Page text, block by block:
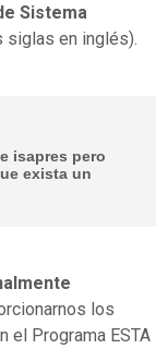
Sistema
siglas en inglés).
isapres pero
exista un
los
el Programa ESTA